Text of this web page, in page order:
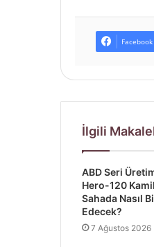
Facebook
İlgili
ABD Seri
Hero-120
Sahada Nasıl
Edecek?
7 Ağustos 2026